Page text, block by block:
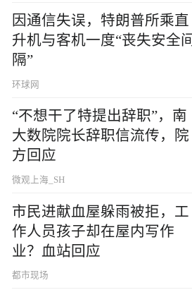
因通信失误，特朗普所乘直
升机与客机一度“丧失安全间
隔”
环球网
“不想干了特提出辞职”，南
大数院院长辞职信流传，院
方回应
微观上海_SH
市民进献血屋躲雨被拒，工
作人员孩子却在屋内写作
业？血站回应
都市现场